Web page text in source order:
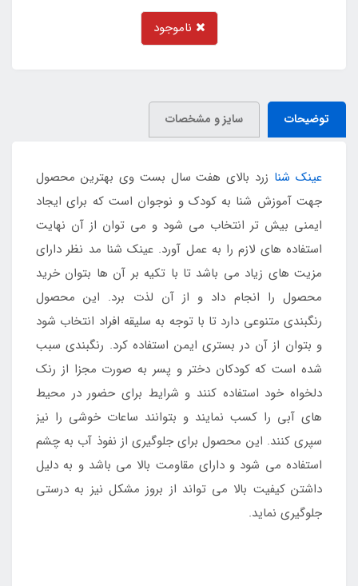
ناموجود
توضیحات سایز و مشخصات
عینک شنا زرد بالای هفت سال بست وی بهترین محصول
جهت آموزش شنا به کودک و نوجوان است که برای ایجاد
ایمنی بیش تر انتخاب می شود و می توان از آن نهایت
استفاده های لازم را به عمل آورد. عینک شنا مد نظر دارای
مزیت های زیاد می باشد تا با تکیه بر آن ها بتوان خرید
محصول را انجام داد و از آن لذت برد. این محصول
رنگبندی متنوعی دارد تا با توجه به سلیقه افراد انتخاب شود
و بتوان از آن در بستری ایمن استفاده کرد. رنگبندی سبب
شده است که کودکان دختر و پسر به صورت مجزا از رنک
دلخواه خود استفاده کنند و شرایط برای حضور در محیط
های آبی را کسب نمایند و بتوانند ساعات خوشی را نیز
سپری کنند. این محصول برای جلوگیری از نفوذ آب به چشم
استفاده می شود و دارای مقاومت بالا می باشد و به دلیل
داشتن کیفیت بالا می تواند از بروز مشکل نیز به درستی
جلوگیری نماید.